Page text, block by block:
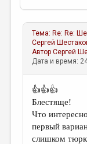
Тема: Re: Re:
Сергей
АвторСергей
Дата и время:
👍👍👍
Блестяще!
Что
первый
слишком